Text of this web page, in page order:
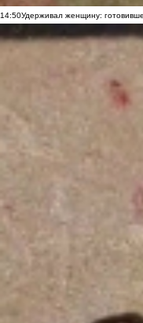
14:50Удерживал женщину: